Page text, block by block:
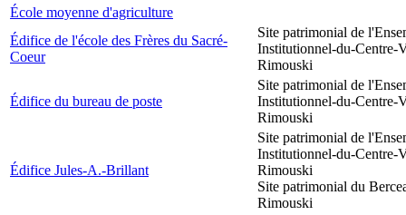
École moyenne d'agriculture
Édifice de l'école des Frères du Sacré-
Coeur
Site patrimonial de
Institutionnel-du-Centre-
Rimouski
Édifice du bureau de poste
Site patrimonial de
Institutionnel-du-Centre-
Rimouski
Édifice Jules-A.-Brillant
Site patrimonial de
Institutionnel-du-Centre-
Rimouski
Site patrimonial du
Rimouski